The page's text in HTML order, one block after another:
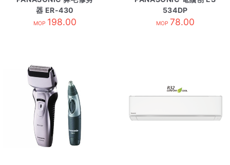
器 ER-430
MOP 198.00
534DP
MOP 78.00